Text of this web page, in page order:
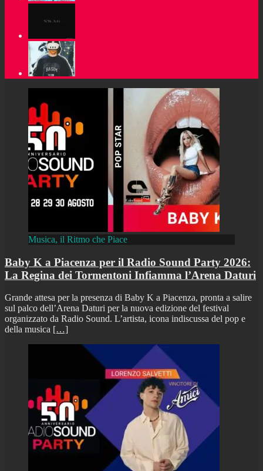
Musica, il Ritmo che Piace
Baby K a Piacenza per il Radio Sound Party 2026:
La Regina dei Tormentoni Infiamma l’Arena Daturi
Grande attesa per la presenza di Baby K a Piacenza, pronta a salire
sul palco dell’Arena Daturi per la nuova edizione del festival
organizzato da Radio Sound. L’artista, icona indiscussa del pop e
della musica […]